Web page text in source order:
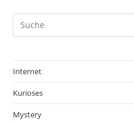
Internet
Kurioses
Mystery